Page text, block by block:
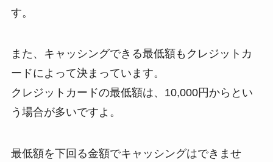
す。
また、キャッシングできる最低額もクレジットカ
ードによって決まっています。
クレジットカードの最低額は、10,000円からとい
う場合が多いですよ。
最低額を下回る金額でキャッシングはできませ